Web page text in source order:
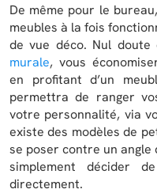
De même pour le
meubles à la fois
de vue déco. Nul doute
murale, vous
en profitant d’un
permettra de ranger
votre personnalité, via
existe des modèles de
se poser contre un angle
simplement décider
directement.